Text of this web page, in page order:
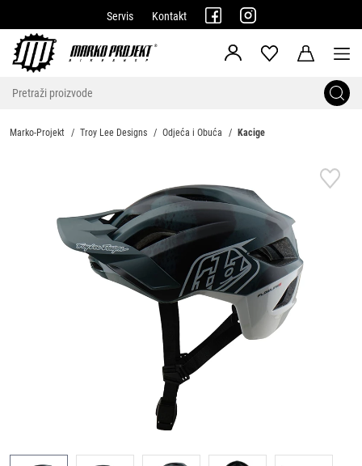
Servis Kontakt
Marko-Projekt Troy Lee Designs Odjeća i Obuća Kacige